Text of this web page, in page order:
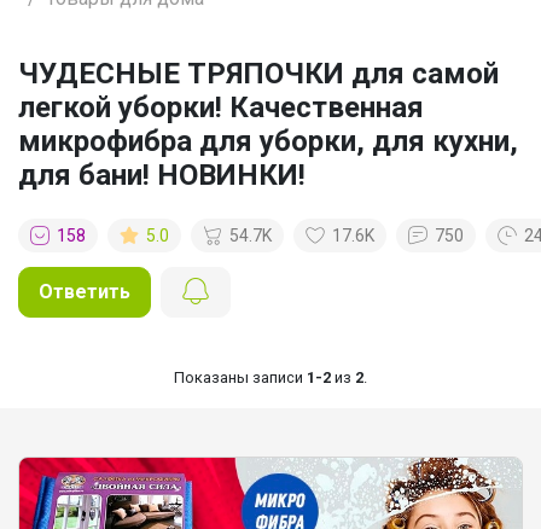
ЧУДЕСНЫЕ ТРЯПОЧКИ для самой
легкой уборки! Качественная
микрофибра для уборки, для кухни,
для бани! НОВИНКИ!
158 5.0 54.7K 17.6K 750
Ответить
Показаны записи 1-2 из 2